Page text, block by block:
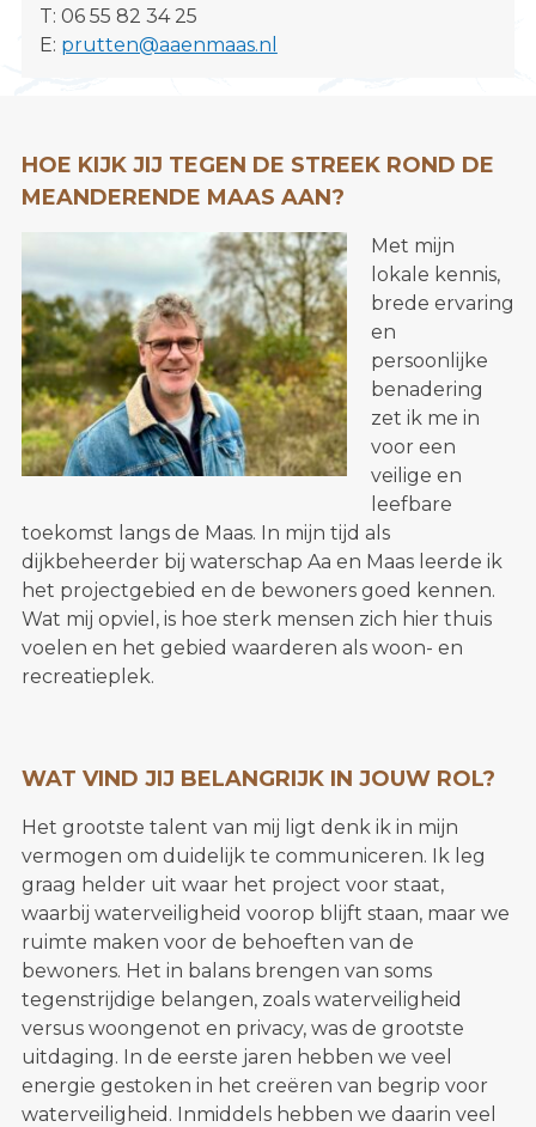
T: 06 55 82 34 25
E: prutten@aaenmaas.nl
HOE KIJK JIJ TEGEN DE STREEK ROND DE
MEANDERENDE MAAS AAN?
Met mijn
lokale kennis,
brede ervaring
en
persoonlijke
benadering
zet ik me in
voor een
veilige en
leefbare
toekomst langs de Maas. In mijn tijd als
dijkbeheerder bij waterschap Aa en Maas leerde ik
het projectgebied en de bewoners goed kennen.
Wat mij opviel, is hoe sterk mensen zich hier thuis
voelen en het gebied waarderen als woon- en
recreatieplek.
WAT VIND JIJ BELANGRIJK IN JOUW ROL?
Het grootste talent van mij ligt denk ik in mijn
vermogen om duidelijk te communiceren. Ik leg
graag helder uit waar het project voor staat,
waarbij waterveiligheid voorop blijft staan, maar we
ruimte maken voor de behoeften van de
bewoners. Het in balans brengen van soms
tegenstrijdige belangen, zoals waterveiligheid
versus woongenot en privacy, was de grootste
uitdaging. In de eerste jaren hebben we veel
energie gestoken in het creëren van begrip voor
waterveiligheid. Inmiddels hebben we daarin veel